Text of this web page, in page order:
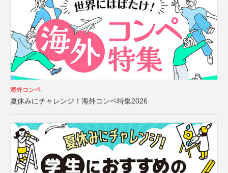
海外コンペ
夏休みにチャレンジ！海外コンペ特集2026